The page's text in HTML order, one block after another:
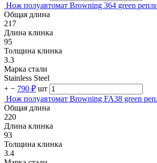
Нож полуавтомат Browning 364 green
Общая длина
217
Длина клинка
95
Толщина клинка
3.3
Марка стали
Stainless Steel
+ − 790 ₽ шт
Нож полуавтомат Browning FA38 green
Общая длина
220
Длина клинка
93
Толщина клинка
3.4